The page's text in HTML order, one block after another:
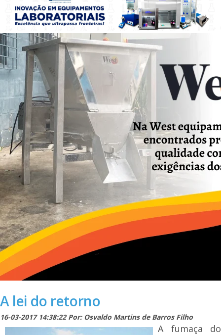
A lei do retorno
16-03-2017 14:38:22 Por: Osvaldo Martins de Barros Filho
A fumaça do